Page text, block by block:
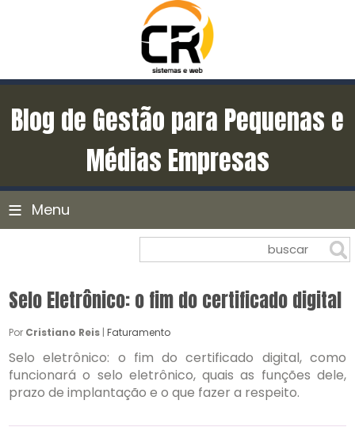
Blog de Gestão para Pequenas e
Médias Empresas
≡ Menu
Selo Eletrônico: o fim do certificado digital
Por Cristiano Reis |Faturamento
Selo eletrônico: o fim do certificado digital, como
funcionará o selo eletrônico, quais as funções dele,
prazo de implantação e o que fazer a respeito.